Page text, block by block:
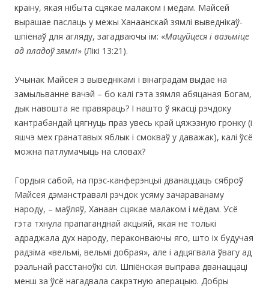
краіну, якая нібыта сцякае малаком і мёдам. Майсей
вырашае паслаць у межы Ханаанскай зямлі выведнікаў-
шпіёнаў для агляду, загадваючы ім: «Мацуйцеся і вазьміце
ад пладоў зямлі» (Лікі 13:21).
Учынак Майсея з выведнікамі і вінаградам выдае на
замыльванне вачэй – бо калі гэта зямля абяцаная Богам,
дык навошта яе правяраць? І нашто ў якасці рэчдоку
кантрабандай цягнуць праз увесь край цяжэзную гронку (і
яшчэ мех гранатавых яблык і смокваў у даважак), калі ўсё
можна патлумачыць на словах?
Гордыя сабой, на прэс-канферэнцыі дванаццаць сяброў
Майсея дэманстравалі рэчдок усяму зачараванаму
народу, – маўляў, Ханаан сцякае малаком і мёдам. Усё
гэта тхнула прапаганднай акцыяй, якая не толькі
адраджала дух народу, пераконваючы яго, што іх будучая
радзіма «вельмі, вельмі добрая», але i адцягвала ўвагу ад
рэальнай расстаноўкі сіл. Шпіёнская выправа дванаццаці
менш за ўсё нагадвала сакрэтную аперацыю. Добры